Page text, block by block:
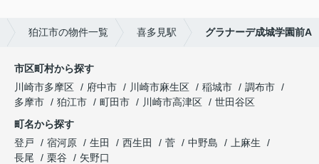
狛江市の物件一覧 喜多見駅 グラナーデ成城学園前A
市区町村から探す
川崎市多摩区
府中市 川崎市麻生区 稲城市
調布市
多摩市
狛江市 町田市 川崎市高津区
世田谷区
町名から探す
登戸
宿河原 生田 西生田 菅 中野島
上麻生
長尾
栗谷
矢野口